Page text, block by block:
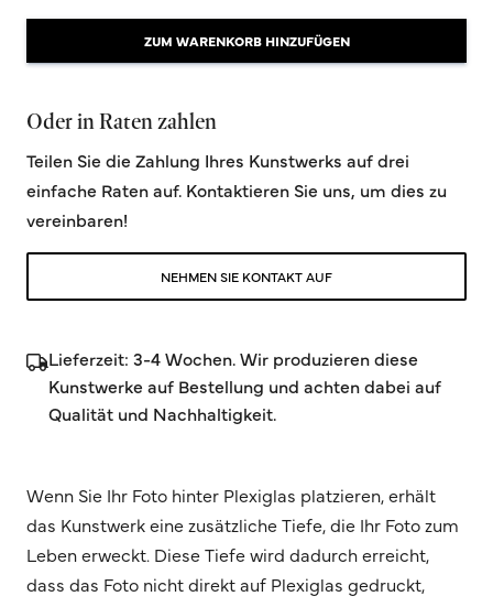
ZUM WARENKORB HINZUFÜGEN
Oder in Raten zahlen
Teilen Sie die Zahlung Ihres Kunstwerks auf drei
einfache Raten auf. Kontaktieren Sie uns, um dies zu
vereinbaren!
NEHMEN SIE KONTAKT AUF
Lieferzeit: 3-4 Wochen. Wir produzieren diese
Kunstwerke auf Bestellung und achten dabei auf
Qualität und Nachhaltigkeit.
Wenn Sie Ihr Foto hinter Plexiglas platzieren, erhält
das Kunstwerk eine zusätzliche Tiefe, die Ihr Foto zum
Leben erweckt. Diese Tiefe wird dadurch erreicht,
dass das Foto nicht direkt auf Plexiglas gedruckt,